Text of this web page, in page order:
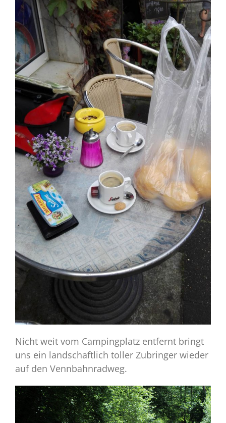
Nicht weit vom Campingplatz entfernt bringt
uns ein landschaftlich toller Zubringer wieder
auf den Vennbahnradweg.